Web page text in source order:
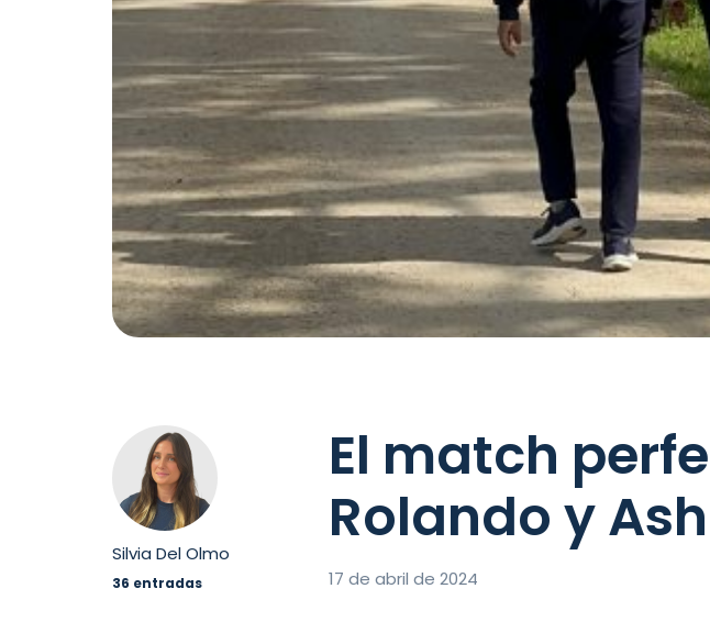
Silvia Del Olmo
36 entradas
El match
Rolando y
17 de abril de 2024